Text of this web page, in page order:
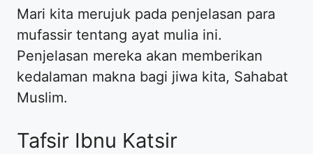
Mari kita merujuk pada penjelasan para
mufassir tentang ayat mulia ini.
Penjelasan mereka akan memberikan
kedalaman makna bagi jiwa kita, Sahabat
Muslim.
Tafsir Ibnu Katsir